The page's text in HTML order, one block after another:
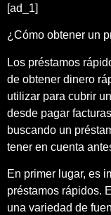
[ad_1]
¿Cómo obtener un
Los préstamos
de obtener dinero
utilizar para cubrir
desde pagar
buscando un
tener en cuenta
En primer lugar, es
préstamos rápidos.
una variedad de